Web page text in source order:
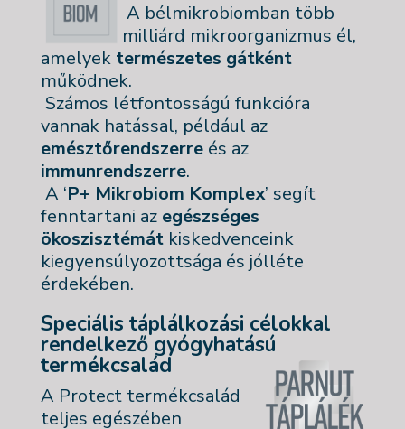
A bélmikrobiomban több
milliárd mikroorganizmus él,
amelyektermészetes gátként
működnek.
Számos létfontosságú funkcióra
vannak hatással, például az
emésztőrendszerreés az
immunrendszerre.
A ‘P+ Mikrobiom Komplex’ segít
fenntartani az egészséges
ökoszisztémát kiskedvenceink
kiegyensúlyozottsága és jólléte
érdekében.
Speciális táplálkozási célokkal
rendelkező gyógyhatású
termékcsalád
A Protect termékcsalád
teljes egészében